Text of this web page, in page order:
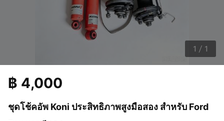
1 / 1
ชุดโช้คอัพ Koni ประสิทธิภาพสูงมือสอง สำหรับ Ford
฿ 4,000